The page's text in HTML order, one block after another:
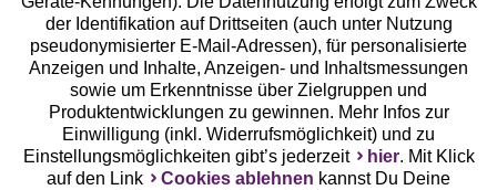
Unsere Apps
der Identifikation auf Drittseiten (auch unter Nutzung
pseudonymisierter E-Mail-Adressen), für personalisierte
Anzeigen und Inhalte, Anzeigen- und Inhaltsmessungen
sowie um Erkenntnisse über Zielgruppen und
Produktentwicklungen zu gewinnen. Mehr Infos zur
Einwilligung (inkl. Widerrufsmöglichkeit) und zu
Einstellungsmöglichkeiten gibt’s jederzeit
hier. Mit Klick
auf den Link
Cookies ablehnen kannst Du Deine